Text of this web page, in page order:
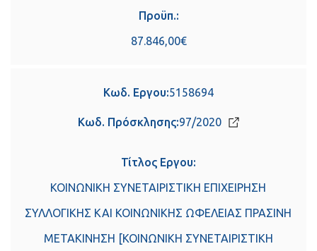
Προϋπ.:
87.846,00€
Κωδ. Εργου:5158694
Κωδ. Πρόσκλησης:97/2020
Τίτλος Εργου:
ΚΟΙΝΩΝΙΚΗ ΣΥΝΕΤΑΙΡΙΣΤΙΚΗ ΕΠΙΧΕΙΡΗΣΗ
ΣΥΛΛΟΓΙΚΗΣ ΚΑΙ ΚΟΙΝΩΝΙΚΗΣ ΩΦΕΛΕΙΑΣ ΠΡΑΣΙΝΗ
ΜΕΤΑΚΙΝΗΣΗ [ΚΟΙΝΩΝΙΚΗ ΣΥΝΕΤΑΙΡΙΣΤΙΚΗ